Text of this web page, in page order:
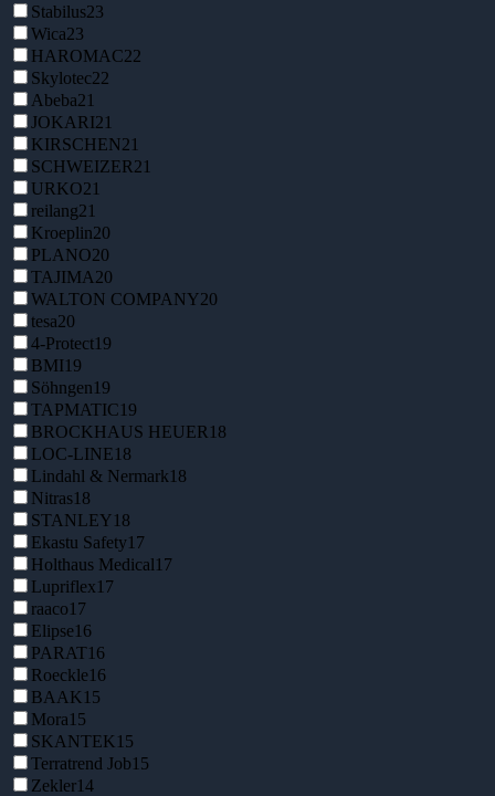
Stabilus23
Wica23
HAROMAC22
Skylotec22
Abeba21
JOKARI21
KIRSCHEN21
SCHWEIZER21
URKO21
reilang21
Kroeplin20
PLANO20
TAJIMA20
WALTON COMPANY20
tesa20
4-Protect19
BMI19
Söhngen19
TAPMATIC19
BROCKHAUS HEUER 18
LOC-LINE18
Lindahl & Nermark18
Nitras18
STANLEY18
Ekastu Safety17
Holthaus Medical17
Lupriflex17
raaco17
Elipse16
PARAT16
Roeckle16
BAAK 15
Mora15
SKANTEK 15
Terratrend Job15
Zekler14